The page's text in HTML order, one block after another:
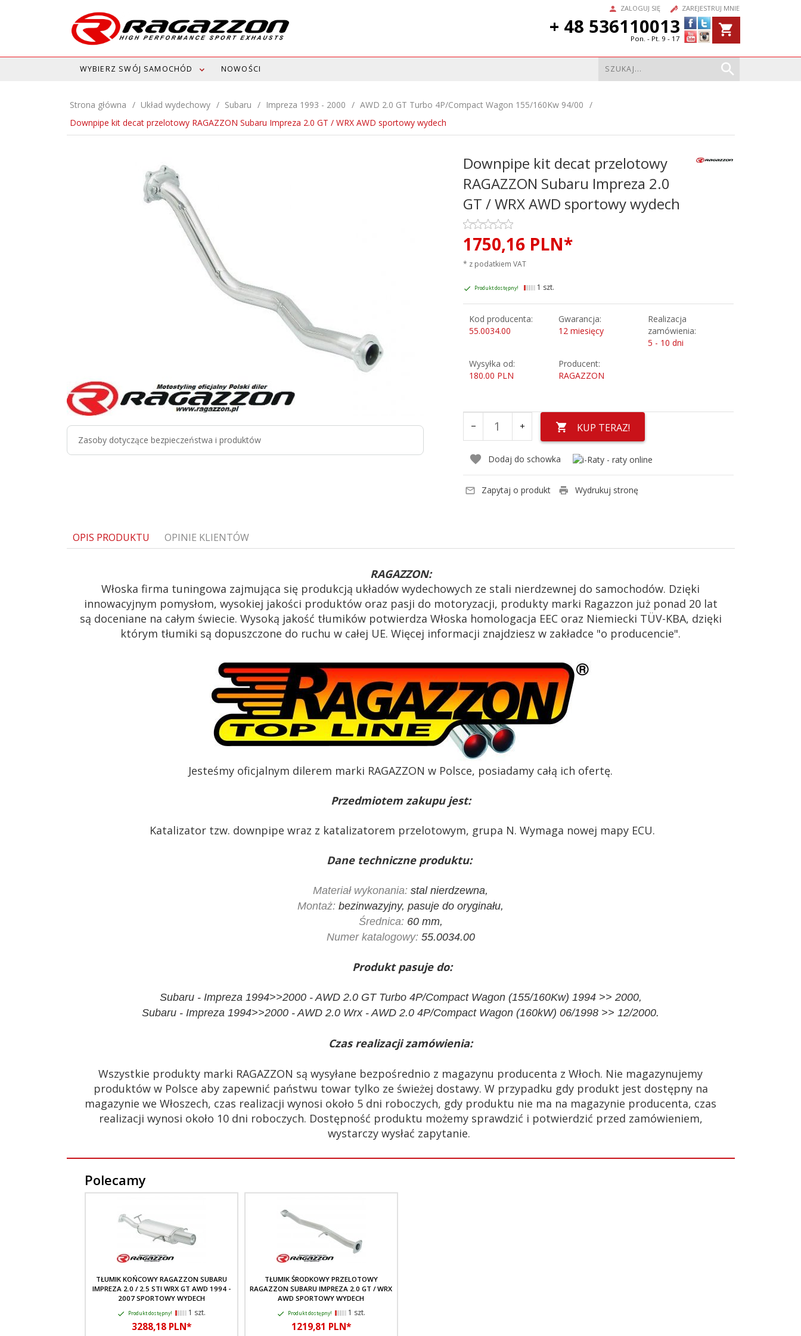
ZALOGUJ SIĘ ZAREJESTRUJ MNIE
+ 48 536110013
Pon. - Pt. 9 - 17
WYBIERZ SWÓJ SAMOCHÓD NOWOŚCI
Strona główna Układ wydechowy Subaru Impreza 1993 - 2000
AWD 2.0 GT Turbo 4P/Compact Wagon 155/160Kw 94/00
Downpipe kit decat przelotowy RAGAZZON Subaru Impreza 2.0 GT / WRX AWD sportowy wydech
Zasoby dotyczące bezpieczeństwa i produktów
Downpipe kit decat przelotowy
RAGAZZON Subaru Impreza 2.0
GT / WRX AWD sportowy wydech
1750,16 PLN*
* z podatkiem VAT
Produkt dostępny! 1 szt.
Kod producenta:
55.0034.00
Gwarancja:
12 miesięcy
Realizacja
zamówienia:
5 - 10 dni
Wysyłka od:
180.00 PLN
Producent:
RAGAZZON
KUP TERAZ!
Dodaj do schowka
Zapytaj o produkt Wydrukuj stronę
OPIS PRODUKTU OPINIE KLIENTÓW
RAGAZZON:
Włoska firma tuningowa zajmująca się produkcją układów wydechowych ze stali nierdzewnej do samochodów. Dzięki
innowacyjnym pomysłom, wysokiej jakości produktów oraz pasji do motoryzacji, produkty marki Ragazzon już ponad 20 lat
są doceniane na całym świecie. Wysoką jakość tłumików potwierdza Włoska homologacja EEC oraz Niemiecki TÜV-KBA, dzięki
którym tłumiki są dopuszczone do ruchu w całej UE. Więcej informacji znajdziesz w zakładce "o producencie".
Jesteśmy oficjalnym dilerem marki RAGAZZON w Polsce, posiadamy całą ich ofertę.
Przedmiotem zakupu jest:
Katalizator tzw. downpipe wraz z katalizatorem przelotowym, grupa N. Wymaga nowej mapy ECU.
Dane techniczne produktu:
Materiał wykonania: stal nierdzewna,
Montaż: bezinwazyjny, pasuje do oryginału,
Średnica:60 mm,
Numer katalogowy:55.0034.00
Produkt pasuje do:
Subaru - Impreza 1994>>2000 - AWD 2.0 GT Turbo 4P/Compact Wagon (155/160Kw) 1994 >> 2000,
Subaru - Impreza 1994>>2000 - AWD 2.0 Wrx - AWD 2.0 4P/Compact Wagon (160kW) 06/1998 >> 12/2000.
Czas realizacji zamówienia:
Wszystkie produkty marki RAGAZZON są wysyłane bezpośrednio z magazynu producenta z Włoch. Nie magazynujemy
produktów w Polsce aby zapewnić państwu towar tylko ze świeżej dostawy. W przypadku gdy produkt jest dostępny na
magazynie we Włoszech, czas realizacji wynosi około 5 dni roboczych, gdy produktu nie ma na magazynie producenta, czas
realizacji wynosi około 10 dni roboczych. Dostępność produktu możemy sprawdzić i potwierdzić przed zamówieniem,
wystarczy wysłać zapytanie.
Polecamy
TŁUMIK KOŃCOWY RAGAZZON SUBARU
IMPREZA 2.0 / 2.5 STI WRX GT AWD 1994 -
2007 SPORTOWY WYDECH
Produkt dostępny! 1 szt.
3288,18 PLN*
TŁUMIK ŚRODKOWY PRZELOTOWY
RAGAZZON SUBARU IMPREZA 2.0 GT / WRX
AWD SPORTOWY WYDECH
Produkt dostępny! 1 szt.
1219,81 PLN*